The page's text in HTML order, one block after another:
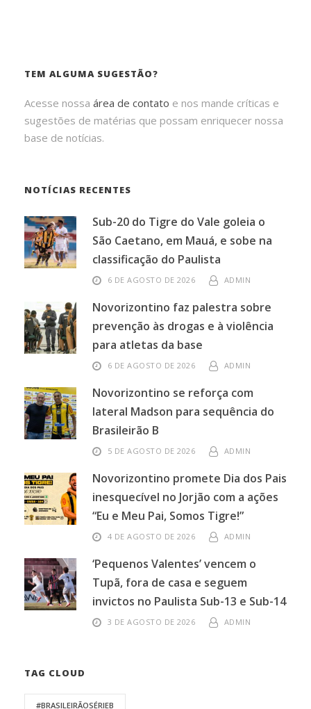
TEM ALGUMA SUGESTÃO?
Acesse nossa área de contato e nos mande críticas e
sugestões de matérias que possam enriquecer nossa
base de notícias.
NOTÍCIAS RECENTES
Sub-20 do Tigre do Vale goleia o
São Caetano, em Mauá, e sobe na
classificação do Paulista
6 DE AGOSTO DE 2026 ADMIN
Novorizontino faz palestra sobre
prevenção às drogas e à violência
para atletas da base
6 DE AGOSTO DE 2026 ADMIN
Novorizontino se reforça com
lateral Madson para sequência do
Brasileirão B
5 DE AGOSTO DE 2026 ADMIN
Novorizontino promete Dia dos Pais
inesquecível no Jorjão com a ações
“Eu e Meu Pai, Somos Tigre!”
4 DE AGOSTO DE 2026 ADMIN
‘Pequenos Valentes’ vencem o
Tupã, fora de casa e seguem
invictos no Paulista Sub-13 e Sub-14
3 DE AGOSTO DE 2026 ADMIN
TAG CLOUD
#BRASILEIRÃOSÉRIEB